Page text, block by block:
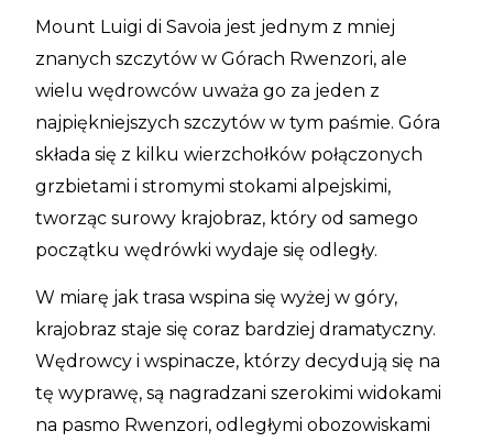
Mount Luigi di Savoia jest jednym z mniej
znanych szczytów w Górach Rwenzori, ale
wielu wędrowców uważa go za jeden z
najpiękniejszych szczytów w tym paśmie. Góra
składa się z kilku wierzchołków połączonych
grzbietami i stromymi stokami alpejskimi,
tworząc surowy krajobraz, który od samego
początku wędrówki wydaje się odległy.
W miarę jak trasa wspina się wyżej w góry,
krajobraz staje się coraz bardziej dramatyczny.
Wędrowcy i wspinacze, którzy decydują się na
tę wyprawę, są nagradzani szerokimi widokami
na pasmo Rwenzori, odległymi obozowiskami